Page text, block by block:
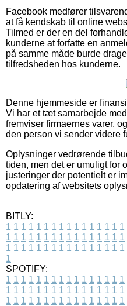
Facebook medfører
at få kendskab til online
Tilmed er der en del
kunderne at forfatte en
på samme måde burde
tilfredsheden hos kunderne.
Denne hjemmeside er
Vi har et tæt samarbejde
fremviser firmaernes varer,
den person vi sender videre
Oplysninger vedrørende
tiden, men det er umuligt for
justeringer der potentielt er
opdatering af websitets
BITLY:
1 1 1 1 1 1 1 1 1 1 1 1 1 1 1 1
1 1 1 1 1 1 1 1 1 1 1 1 1 1 1 1
1 1 1 1 1 1 1 1 1 1 1 1 1 1 1 1
1
SPOTIFY:
1 1 1 1 1 1 1 1 1 1 1 1 1 1 1 1
1 1 1 1 1 1 1 1 1 1 1 1 1 1 1 1
1 1 1 1 1 1 1 1 1 1 1 1 1 1 1 1